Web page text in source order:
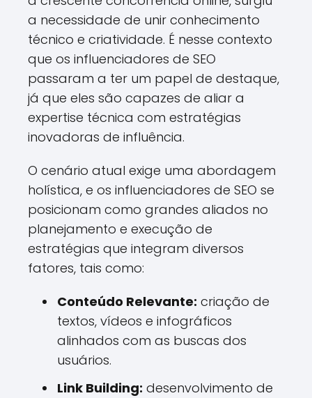
a necessidade de unir conhecimento
técnico e criatividade. É nesse contexto
que os influenciadores de SEO
passaram a ter um papel de destaque,
já que eles são capazes de aliar a
expertise técnica com estratégias
inovadoras de influência.
O cenário atual exige uma abordagem
holística, e os influenciadores de SEO se
posicionam como grandes aliados no
planejamento e execução de
estratégias que integram diversos
fatores, tais como:
Conteúdo Relevante: criação de
textos, vídeos e infográficos
alinhados com as buscas dos
usuários.
Link Building: desenvolvimento de